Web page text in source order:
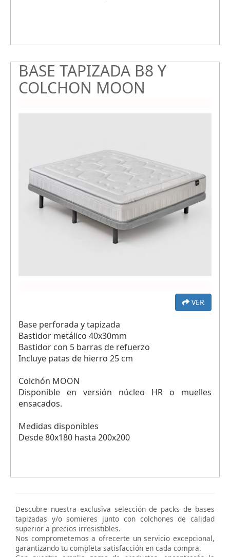
BASE TAPIZADA B8 Y
COLCHON MOON
VER
Base perforada y tapizada
Bastidor metálico 40x30mm
Bastidor con 5 barras de refuerzo
Incluye patas de hierro 25 cm
Colchón MOON
Disponible en versión núcleo HR o muelles
ensacados.
Medidas disponibles
Desde 80x180 hasta 200x200
Descubre nuestra exclusiva selección de packs de bases
tapizadas y/o somieres junto con colchones de calidad
superior a precios irresistibles.
Nos comprometemos a ofrecerte un servicio excepcional,
garantizando tu completa satisfacción en cada compra.